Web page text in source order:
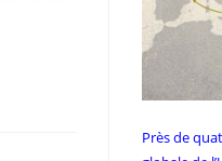
Près de